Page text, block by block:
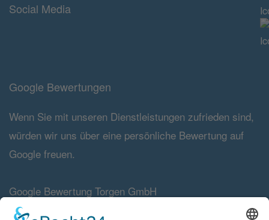
Social Media
Google Bewertungen
Wenn Sie mit unseren Dienstleistungen zufrieden sind,
würden wir uns über eine persönliche Bewertung auf
Google freuen.
Google Bewertung Torgen GmbH